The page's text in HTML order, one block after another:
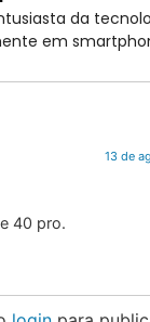
da
em
13 de
40 pro.